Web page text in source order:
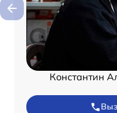
Константин